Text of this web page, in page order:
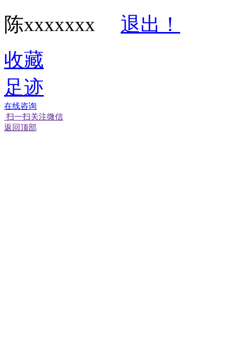
陈xxxxxxx
退出！
收藏
足迹
在线咨询
扫一扫关注微信
返回顶部